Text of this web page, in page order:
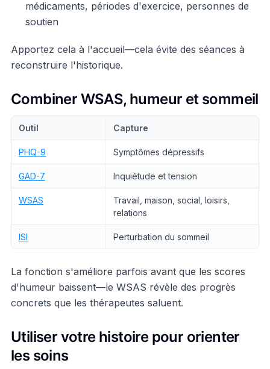
médicaments, périodes d'exercice, personnes de
soutien
Apportez cela à l'accueil—cela évite des séances à
reconstruire l'historique.
Combiner WSAS, humeur et sommeil
Outil Capture
PHQ-9 Symptômes dépressifs
GAD-7 Inquiétude et tension
WSAS
Travail, maison, social, loisirs,
relations
ISI Perturbation du sommeil
La fonction s'améliore parfois avant que les scores
d'humeur baissent—le WSAS révèle des progrès
concrets que les thérapeutes saluent.
Utiliser votre histoire pour orienter
les soins